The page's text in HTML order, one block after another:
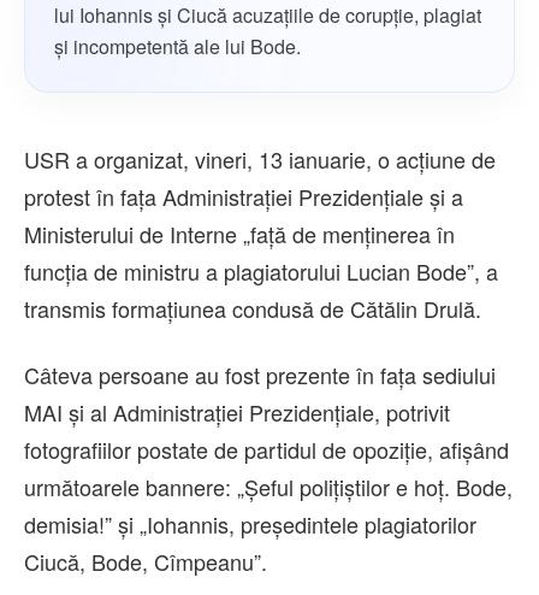
lui Iohannis și Ciucă acuzațiile de corupție, plagiat
și incompetentă ale lui Bode.
USR a organizat, vineri, 13 ianuarie, o acțiune de
protest în fața Administrației Prezidențiale și a
Ministerului de Interne „față de menținerea în
funcția de ministru a plagiatorului Lucian Bode”, a
transmis formațiunea condusă de Cătălin Drulă.
Câteva persoane au fost prezente în fața sediului
MAI și al Administrației Prezidențiale, potrivit
fotografiilor postate de partidul de opoziție, afișând
următoarele bannere: „Șeful polițiștilor e hoț. Bode,
demisia!” și „Iohannis, președintele plagiatorilor
Ciucă, Bode, Cîmpeanu”.